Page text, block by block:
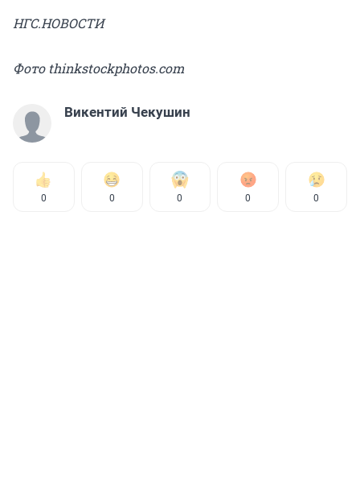
НГС.НОВОСТИ
Фото thinkstockphotos.com
Викентий Чекушин
0 0 0 0 0